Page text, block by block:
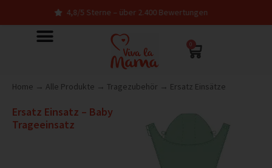
4,8/5 Sterne – über 2.400 Bewertungen
0
Home → Alle Produkte → Tragezubehör → Ersatz Einsätze
Ersatz Einsatz – Baby
Trageeinsatz